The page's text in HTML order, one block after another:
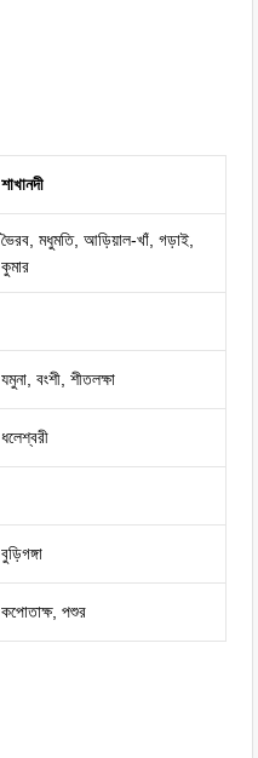
শাখানদী
ভৈরব, মধুমতি, আড়িয়াল-খাঁ, গড়াই,
কুমার
যমুনা, বংশী, শীতলক্ষা
ধলেশ্বরী
বুড়িগঙ্গা
কপোতাক্ষ, পশুর